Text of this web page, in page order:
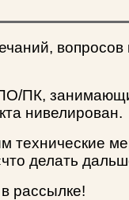
ПК,
нивелирован.
делать
рассылке!